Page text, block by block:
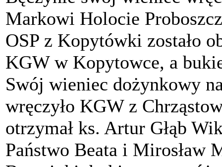
Markowi Holocie
OSP z Kopytówki zostało
KGW w Kopytowce, a
Swój wieniec dożynkowy
wręczyło KGW z
otrzymał ks. Artur Głąb
Państwo Beata i Mirosław